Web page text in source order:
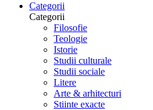
Categorii
Categorii
Filosofie
Teologie
Istorie
Studii culturale
Studii sociale
Litere
Arte & arhitecturi
Stiinte exacte